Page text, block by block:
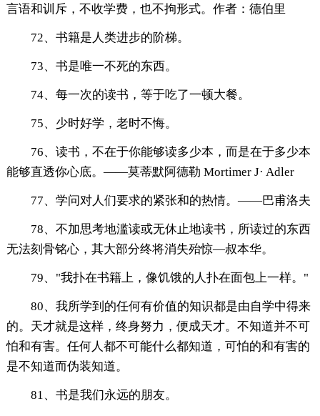
言语和训斥，不收学费，也不拘形式。作者：德伯里
72、书籍是人类进步的阶梯。
73、书是唯一不死的东西。
74、每一次的读书，等于吃了一顿大餐。
75、少时好学，老时不悔。
76、读书，不在于你能够读多少本，而是在于多少本
能够直透你心底。——莫蒂默阿德勒 Mortimer J· Adler
77、学问对人们要求的紧张和的热情。——巴甫洛夫
78、不加思考地滥读或无休止地读书，所读过的东西
无法刻骨铭心，其大部分终将消失殆惊—叔本华。
79、"我扑在书籍上，像饥饿的人扑在面包上一样。"
80、我所学到的任何有价值的知识都是由自学中得来
的。天才就是这样，终身努力，便成天才。不知道并不可
怕和有害。任何人都不可能什么都知道，可怕的和有害的
是不知道而伪装知道。
81、书是我们永远的朋友。